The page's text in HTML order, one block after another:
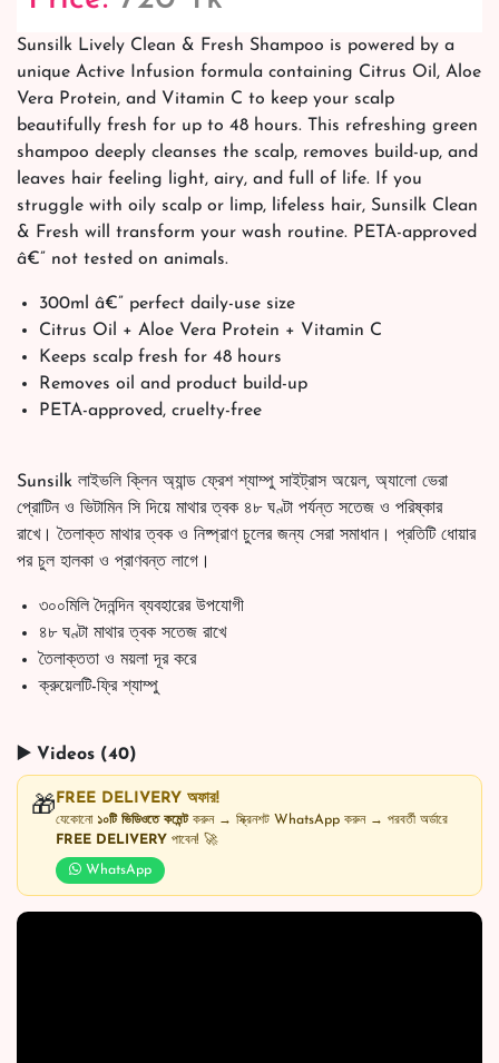
Sunsilk Lively Clean & Fresh Shampoo is powered by a
unique Active Infusion formula containing Citrus Oil, Aloe
Vera Protein, and Vitamin C to keep your scalp
beautifully fresh for up to 48 hours. This refreshing green
shampoo deeply cleanses the scalp, removes build-up, and
leaves hair feeling light, airy, and full of life. If you
struggle with oily scalp or limp, lifeless hair, Sunsilk Clean
& Fresh will transform your wash routine. PETA-approved
â€” not tested on animals.
300ml â€” perfect daily-use size
Citrus Oil + Aloe Vera Protein + Vitamin C
Keeps scalp fresh for 48 hours
Removes oil and product build-up
PETA-approved, cruelty-free
Sunsilk লাইভলি ক্লিন অ্যান্ড ফ্রেশ শ্যাম্পু সাইট্রাস অয়েল, অ্যালো ভেরা
প্রোটিন ও ভিটামিন সি দিয়ে মাথার ত্বক ৪৮ ঘণ্টা পর্যন্ত সতেজ ও পরিষ্কার
রাখে। তৈলাক্ত মাথার ত্বক ও নিষ্প্রাণ চুলের জন্য সেরা সমাধান। প্রতিটি ধোয়ার
পর চুল হালকা ও প্রাণবন্ত লাগে।
৩০০মিলি দৈনন্দিন ব্যবহারের উপযোগী
৪৮ ঘণ্টা মাথার ত্বক সতেজ রাখে
তৈলাক্ততা ও ময়লা দূর করে
ক্রুয়েলটি-ফ্রি শ্যাম্পু
▶️ Videos (40)
🎁 FREE DELIVERY অফার!
যেকোনো ১০টি ভিডিওতে কমেন্টকরুন → স্ক্রিনশট WhatsApp করুন → পরবর্তী অর্ডারে
FREE DELIVERY পাবেন! 🚀
WhatsApp